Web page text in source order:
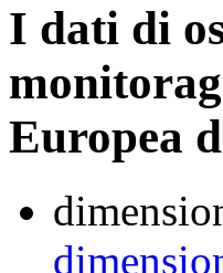
I dati di
Europea